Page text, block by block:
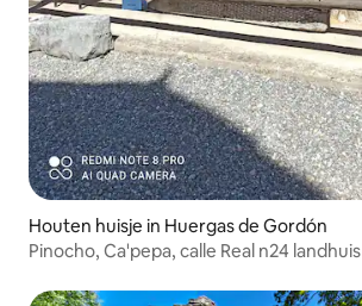
Houten huisje in Huergas de Gordón
Pinocho, Ca'pepa, calle Real n24 landhuis